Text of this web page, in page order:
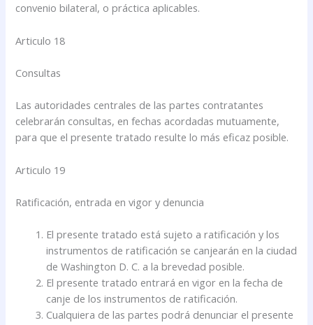
convenio bilateral, o práctica aplicables.
Articulo 18
Consultas
Las autoridades centrales de las partes contratantes
celebrarán consultas, en fechas acordadas mutuamente,
para que el presente tratado resulte lo más eficaz posible.
Articulo 19
Ratificación, entrada en vigor y denuncia
El presente tratado está sujeto a ratificación y los
instrumentos de ratificación se canjearán en la ciudad
de Washington D. C. a la brevedad posible.
El presente tratado entrará en vigor en la fecha de
canje de los instrumentos de ratificación.
Cualquiera de las partes podrá denunciar el presente